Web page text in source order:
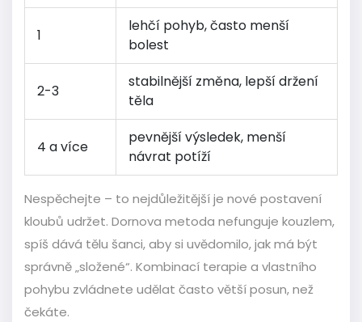
1
lehčí pohyb, často menší
bolest
2-3
stabilnější změna, lepší držení
těla
4 a více
pevnější výsledek, menší
návrat potíží
Nespěchejte – to nejdůležitější je nové postavení
kloubů udržet. Dornova metoda nefunguje kouzlem,
spíš dává tělu šanci, aby si uvědomilo, jak má být
správně „složené“. Kombinací terapie a vlastního
pohybu zvládnete udělat často větší posun, než
čekáte.